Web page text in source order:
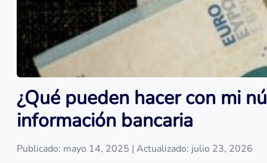
¿Qué pueden hacer con mi
información bancaria
Publicado: mayo 14, 2025 | Actualizado: julio 23, 2026